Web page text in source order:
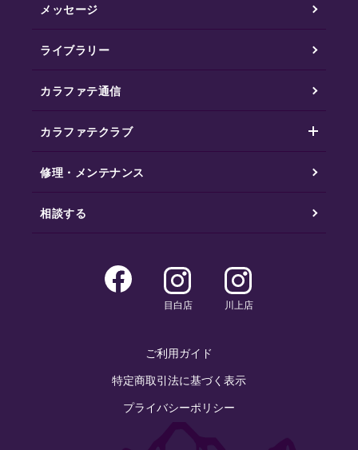
メッセージ
ライブラリー
カラファテ通信
カラファテクラブ
修理・メンテナンス
相談する
目白店 川上店
ご利用ガイド
特定商取引法に基づく表示
プライバシーポリシー